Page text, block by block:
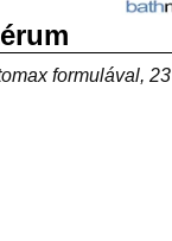
formulával, 23